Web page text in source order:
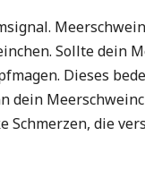
Sollte dein
Dieses
dein
die